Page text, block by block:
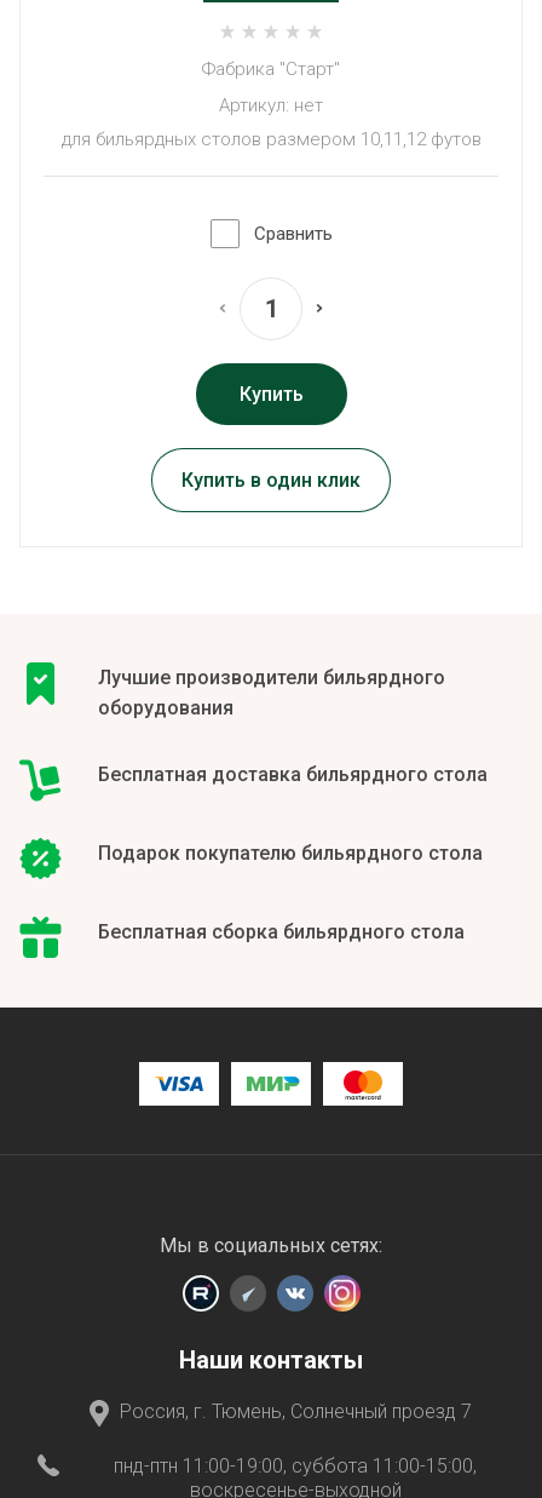
ОНЛАЙН-КАЛЬКУЛЯТОР ПЭК
ВСЕ ПРЕЛЕСТИ ПОКУПКИ
БИЛЬЯРДНОГО СТОЛА Б / У
ПРО БИЛЬЯРД - ПРОЕКТ ФАБРИКИ
СТАРТ И ЮРИЯ ПАЩИНСКОГО
Фабрика "Старт"
Артикул: нет
для бильярдных столов размером 10,11,12 футов
Сравнить
Купить
Купить в один клик
Лучшие производители бильярдного
оборудования
Бесплатная доставка бильярдного стола
Подарок покупателю бильярдного стола
Бесплатная сборка бильярдного стола
Мы в социальных сетях:
Наши контакты
Россия, г. Тюмень, Солнечный проезд 7
пнд-птн 11:00-19:00, суббота 11:00-15:00,
воскресенье-выходной